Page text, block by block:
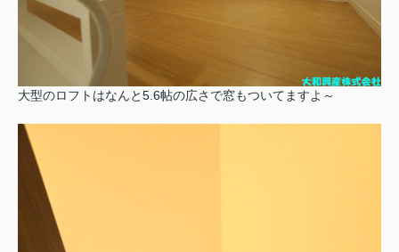
大型のロフトはなんと5.6帖の広さで窓もついてますよ～